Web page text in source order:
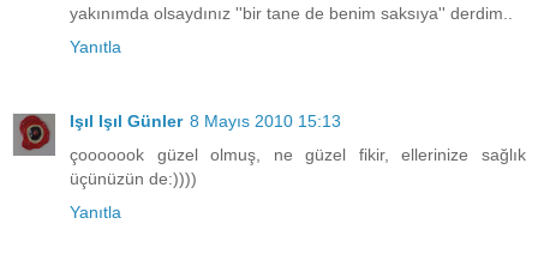
yakınımda olsaydınız ''bir tane de benim saksıya'' derdim..
Yanıtla
Işıl Işıl Günler 8 Mayıs 2010 15:13
çooooook güzel olmuş, ne güzel fikir, ellerinize sağlık
üçünüzün de:))))
Yanıtla